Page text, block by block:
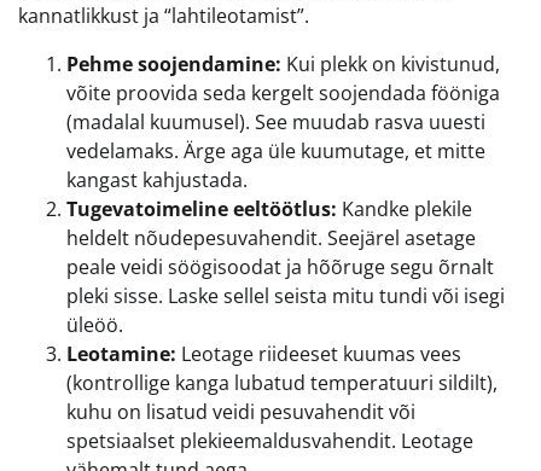
kannatlikkust ja “lahtileotamist”.
Pehme soojendamine: Kui plekk on kivistunud,
võite proovida seda kergelt soojendada fööniga
(madalal kuumusel). See muudab rasva uuesti
vedelamaks. Ärge aga üle kuumutage, et mitte
kangast kahjustada.
Tugevatoimeline eeltöötlus: Kandke plekile
heldelt nõudepesuvahendit. Seejärel asetage
peale veidi söögisoodat ja hõõruge segu õrnalt
pleki sisse. Laske sellel seista mitu tundi või isegi
üleöö.
Leotamine: Leotage riideeset kuumas vees
(kontrollige kanga lubatud temperatuuri sildilt),
kuhu on lisatud veidi pesuvahendit või
spetsiaalset plekieemaldusvahendit. Leotage